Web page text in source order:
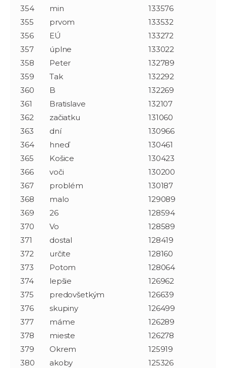
354
min
133576
355
prvom
133532
356
EÚ
133272
357
úplne
133022
358
Peter
132789
359
Tak
132292
360
B
132269
361
Bratislave
132107
362
začiatku
131060
363
dní
130966
364
hneď
130461
365
Košice
130423
366
voči
130200
367
problém
130187
368
malo
129089
369
26
128594
370
Vo
128589
371
dostal
128419
372
určite
128160
373
Potom
128064
374
lepšie
126962
375
predovšetkým
126639
376
skupiny
126499
377
máme
126289
378
mieste
126278
379
Okrem
125919
380
akoby
125326